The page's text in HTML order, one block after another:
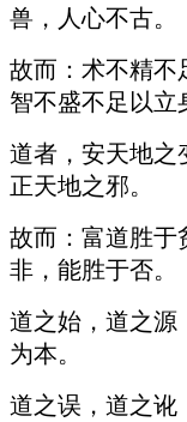
兽，人心不古。
故而：术不精不
智不盛不足以立
道者，安天地之
正天地之邪。
故而：富道胜于
非，能胜于否。
道之始，道之源
为本。
道之误，道之讹